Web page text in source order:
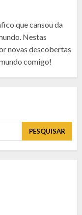
que cansou da
Nestas
novas descobertas
comigo!